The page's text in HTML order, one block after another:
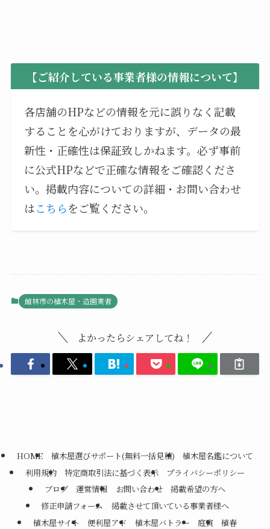
【ご紹介している事業者様の情報について】
各店舗のHPなどの情報を元に誤りなく記載
することを心がけておりますが、データの最
新性・正確性は保証致しかねます。必ず事前
に公式HPなどで正確な情報をご確認くださ
い。掲載内容についての詳細・お問い合わせ
はこちらをご覧ください。
館林市の植木屋・造園業者
よかったらシェアしてね！
HOME 植木屋選びサポート(無料一括見積)
植木屋名鑑について
利用規約
特定商取引法に基づく表示
プライバシーポリシー
ブログ
運営情報 お問い合わせ
掲載希望の方へ
修正申請フォーム
掲載させて頂いている事業者様へ
植木屋サイト
便利屋アド 植木屋バトラー 庭寅 植春